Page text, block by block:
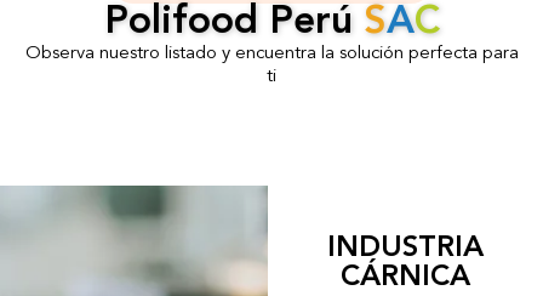
Polifood Perú SAC
Observa nuestro listado y encuentra la solución perfecta para
ti
INDUSTRIA
CÁRNICA